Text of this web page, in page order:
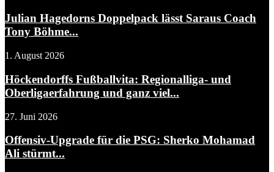
Julian Hagedorns Doppelpack lässt Saraus Coach
Tony Böhme...
1. August 2026
Höckendorffs Fußballvita: Regionalliga- und
Oberligaerfahrung und ganz viel...
27. Juni 2026
Offensiv-Upgrade für die PSG: Sherko Mohamad
Ali stürmt...